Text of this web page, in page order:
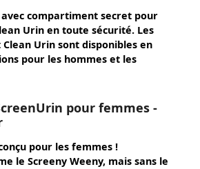
compartiment secret pour
Urin en toute sécurité. Les
Urin sont disponibles en
pour les hommes et les
pour femmes -
pour les femmes !
le Screeny Weeny, mais sans le